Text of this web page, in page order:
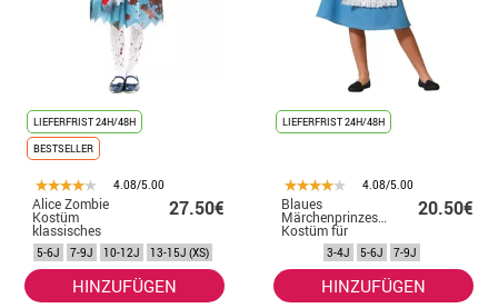
LIEFERFRIST 24H/48H
BESTSELLER
4.08/5.00
Alice Zombie
Kostüm
klassisches
blaues Kleid für
Mädchen und
Jugendliche
27.50€
5-6J 7-9J 10-12J 13-15J (XS)
HINZUFÜGEN
LIEFERFRIST 24H/48H
4.08/5.00
Blaues
Märchenprinzessin-
Kostüm für
Mädchen
20.50€
3-4J 5-6J 7-9J
HINZUFÜGEN